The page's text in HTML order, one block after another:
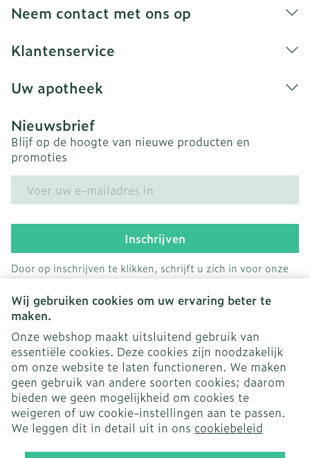
Wij gebruiken cookies om uw ervaring beter te
maken.
Onze webshop maakt uitsluitend gebruik van
essentiële cookies. Deze cookies zijn noodzakelijk
om onze website te laten functioneren. We maken
geen gebruik van andere soorten cookies; daarom
bieden we geen mogelijkheid om cookies te
weigeren of uw cookie-instellingen aan te passen.
We leggen dit in detail uit in ons cookiebeleid
Neem contact met ons op
Klantenservice
Uw apotheek
Nieuwsbrief
Blijf op de hoogte van nieuwe producten en
promoties
Inschrijven
Door op inschrijven te klikken, schrijft u zich in voor onze
nieuwsbrief en gaat u akkoord met onzeprivacy policy.
Juridische links